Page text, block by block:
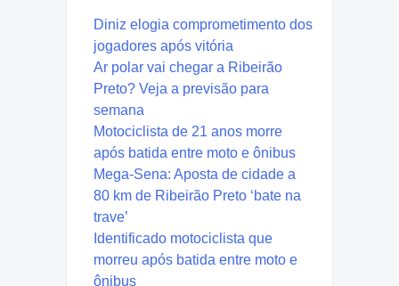
Diniz elogia comprometimento dos
jogadores após vitória
Ar polar vai chegar a Ribeirão
Preto? Veja a previsão para
semana
Motociclista de 21 anos morre
após batida entre moto e ônibus
Mega-Sena: Aposta de cidade a
80 km de Ribeirão Preto ‘bate na
trave’
Identificado motociclista que
morreu após batida entre moto e
ônibus